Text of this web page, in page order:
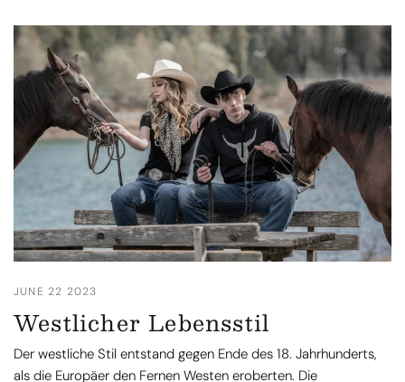
JUNE 22 2023
Westlicher Lebensstil
Der westliche Stil entstand gegen Ende des 18. Jahrhunderts,
als die Europäer den Fernen Westen eroberten. Die